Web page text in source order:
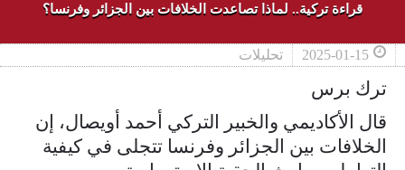
قراءة تركية.. لماذا تصاعدت الخلافات بين الجزائر وفرنسا؟
2025-01-15 تحليلات
ترك برس
قال الأكاديمي والخبير التركي أحمد أويصال، إن
الخلافات بين الجزائر وفرنسا تتجلى في كيفية